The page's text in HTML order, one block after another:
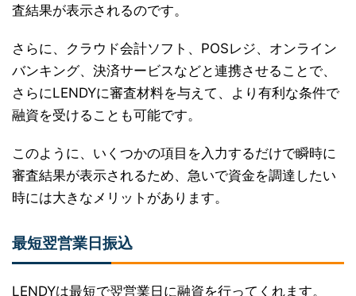
査結果が表示されるのです。
さらに、クラウド会計ソフト、POSレジ、オンライン
バンキング、決済サービスなどと連携させることで、
さらにLENDYに審査材料を与えて、より有利な条件で
融資を受けることも可能です。
このように、いくつかの項目を入力するだけで瞬時に
審査結果が表示されるため、急いで資金を調達したい
時には大きなメリットがあります。
最短翌営業日振込
LENDYは最短で翌営業日に融資を行ってくれます。